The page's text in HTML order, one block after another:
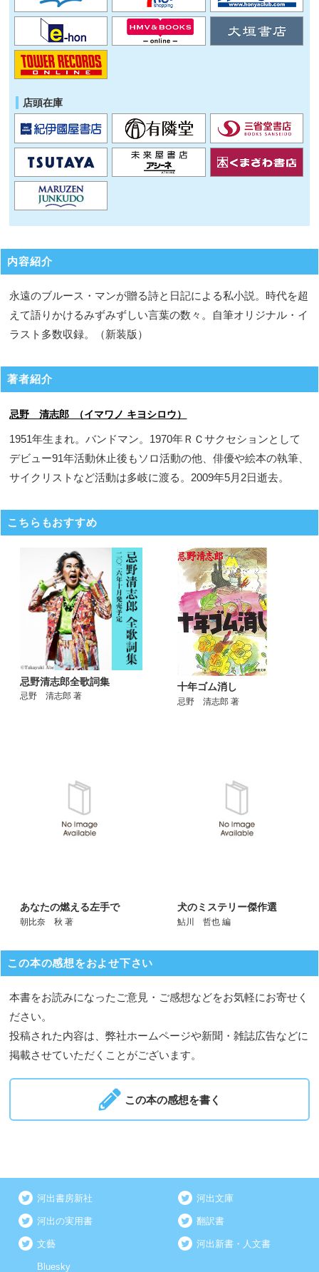
店頭在庫
内容紹介
永遠のブルース・マンが贈る詩と日記による私小説。時代を超
えて語りかけるみずみずしい言葉の数々。自筆オリジナル・イ
ラスト多数収録。（新装版）
著者紹介
忌野 清志郎 （イマワノ キヨシロウ）
1951年生まれ。バンドマン。1970年ＲＣサクセションとして
デビュー91年活動休止後もソロ活動の他、俳優や絵本の執筆、
サイクリストなど活動は多岐に渡る。2009年5月2日逝去。
こちらもおすすめ
忌野清志郎全歌詞集
忌野 清志郎 著
十年ゴム消し
忌野 清志郎 著
あなたの燃える左手で
朝比奈 秋 著
犬のミステリー傑作選
鮎川 哲也 編
この本の感想をおよせ下さい
本書をお読みになったご意見・ご感想などをお気軽にお寄せく
ださい。
投稿された内容は、弊社ホームページや新聞・雑誌広告などに
掲載させていただくことがございます。
この本の感想を書く
河出書房新社 河出文庫
河出の実用書 翻訳書
文藝 河出新書・人文書
Bluesky